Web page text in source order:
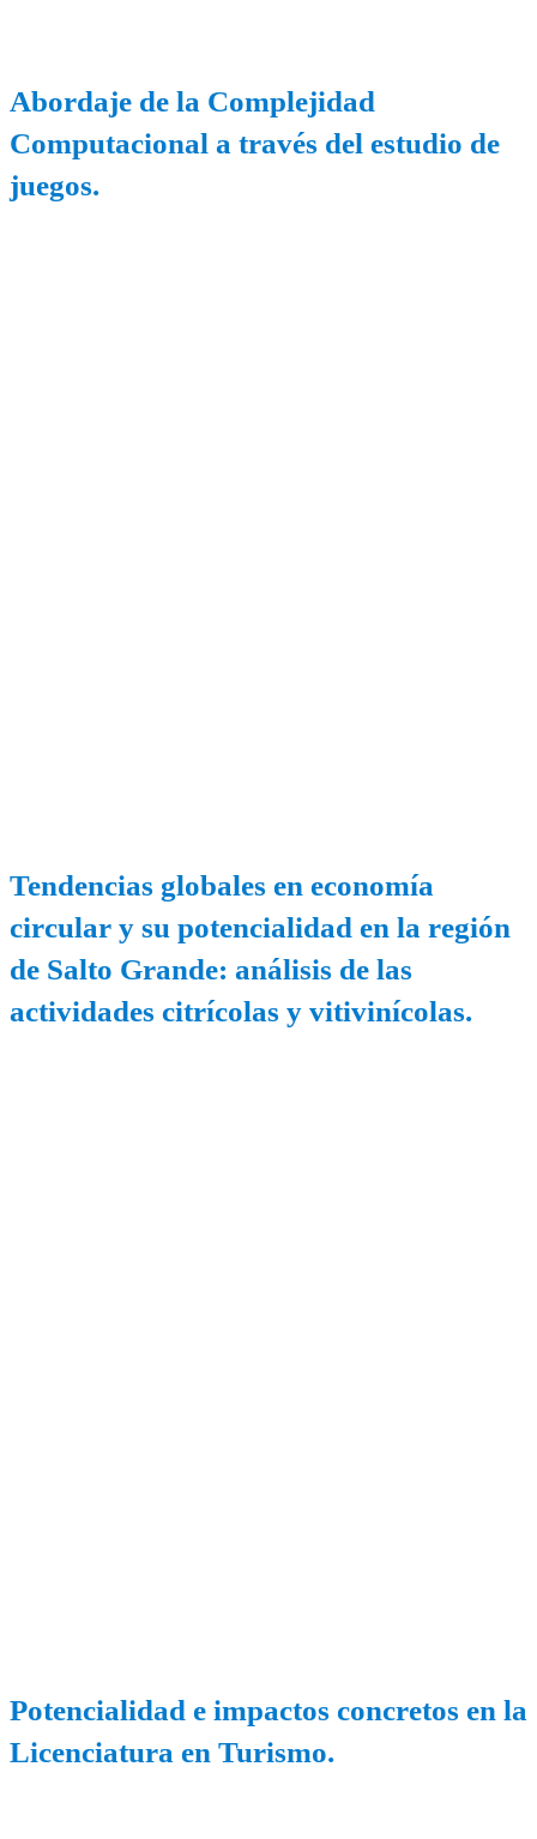
Abordaje de la Complejidad
Computacional a través del estudio de
juegos.
Tendencias globales en economía
circular y su potencialidad en la región
de Salto Grande: análisis de las
actividades citrícolas y vitivinícolas.
Potencialidad e impactos concretos en la
Licenciatura en Turismo.